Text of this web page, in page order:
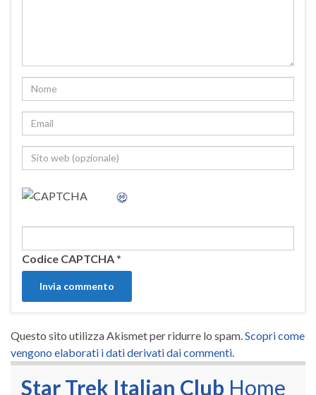
Codice CAPTCHA*
Questo sito utilizza Akismet per ridurre lo spam. Scopri come
vengono elaborati i dati derivati dai commenti
Star Trek Italian Club Home